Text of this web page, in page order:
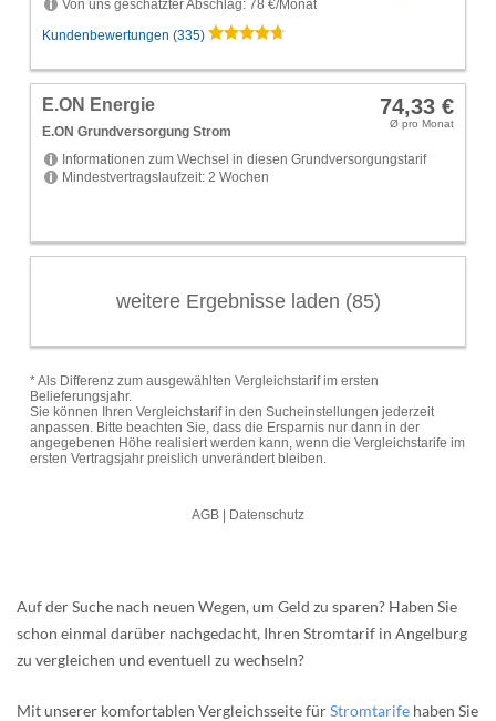
Auf der Suche nach neuen Wegen, um Geld zu sparen? Haben Sie
schon einmal darüber nachgedacht, Ihren Stromtarif in Angelburg
zu vergleichen und eventuell zu wechseln?
Mit unserer komfortablen Vergleichsseite fürStromtarife haben Sie